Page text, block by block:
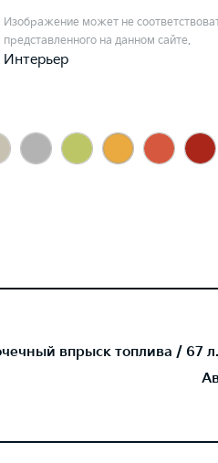
Изображение может не
представленного на данном сайте.
Интерьер
впрыск топлива / 67